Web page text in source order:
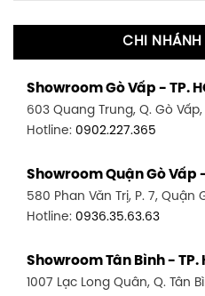
CHI NHÁNH
Showroom Gò Vấp - TP.
603 Quang Trung, Q. Gò Vấp,
Hotline: 0902.227.365
Showroom Quận Gò Vấp -
580 Phan Văn Trị, P. 7, Quận
Hotline: 0936.35.63.63
Showroom Tân Bình - TP.
1007 Lạc Long Quân, Q. Tân